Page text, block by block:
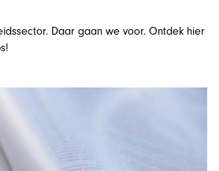
Daar gaan we voor. Ontdek hier